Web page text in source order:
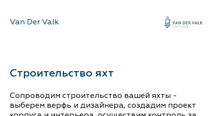
Новости и события
О компании
Van Der Valk
Строительство яхт
Сопроводим строительство вашей яхты -
выберем верфь и дизайнера, создадим проект